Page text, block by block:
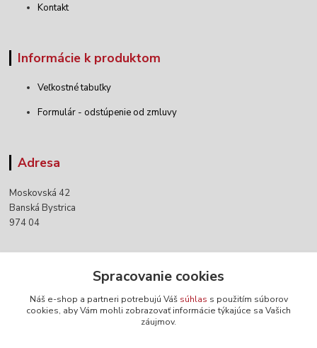
Kontakt
Informácie k produktom
Veľkostné tabuľky
Formulár - odstúpenie od zmluvy
Adresa
Moskovská 42
Banská Bystrica
974 04
+421 903 152 158
Spracovanie cookies
Náš e-shop a partneri potrebujú Váš súhlas s použitím súborov
cookies, aby Vám mohli zobrazovať informácie týkajúce sa Vašich
záujmov.